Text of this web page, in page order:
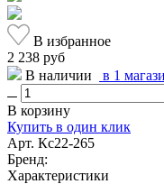
В избранное
2 238 руб
В наличии
в 1
В корзину
Купить в один клик
Арт. Кс22-265
Бренд:
Характеристики